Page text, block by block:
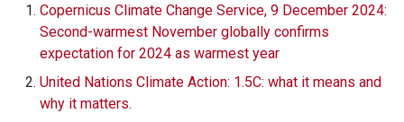
Copernicus Climate Change Service, 9 December 2024:
Second-warmest November globally confirms
expectation for 2024 as warmest year
United Nations Climate Action: 1.5C: what it means and
why it matters.